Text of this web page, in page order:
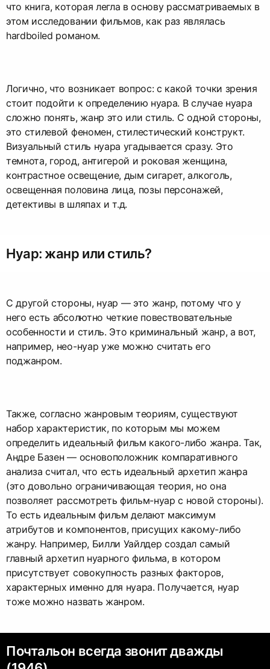
что книга, которая легла в основу рассматриваемых в
этом исследовании фильмов, как раз являлась
hardboiled романом.
Логично, что возникает вопрос: с какой точки зрения
стоит подойти к определению нуара. В случае нуара
сложно понять, жанр это или стиль. С одной стороны,
это стилевой феномен, стилестический конструкт.
Визуальный стиль нуара угадывается сразу. Это
темнота, город, антигерой и роковая женщина,
контрастное освещение, дым сигарет, алкоголь,
освещенная половина лица, позы персонажей,
детективы в шляпах и т.д.
Нуар: жанр или стиль?
С другой стороны, нуар — это жанр, потому что у
него есть абсолютно четкие повествовательные
особенности и стиль. Это криминальный жанр, а вот,
например, нео-нуар уже можно считать его
поджанром.
Также, согласно жанровым теориям, существуют
набор характеристик, по которым мы можем
определить идеальный фильм какого-либо жанра. Так,
Андре Базен — основоположник компаративного
анализа считал, что есть идеальный архетип жанра
(это довольно ограничивающая теория, но она
позволяет рассмотреть фильм-нуар с новой стороны).
То есть идеальным фильм делают максимум
атрибутов и компонентов, присущих какому-либо
жанру. Например, Билли Уайлдер создал самый
главный архетип нуарного фильма, в котором
присутствует совокупность разных факторов,
характерных именно для нуара. Получается, нуар
тоже можно назвать жанром.
Почтальон всегда звонит дважды